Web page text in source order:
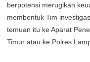
berpotensi merugikan
membentuk Tim
temuan itu ke Aparat
Timur atau ke Polres